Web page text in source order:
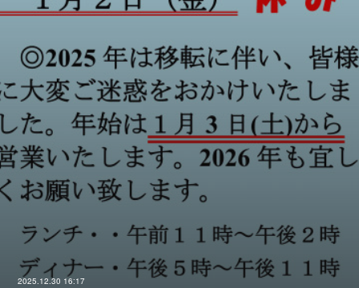
2025.12.30 16:17